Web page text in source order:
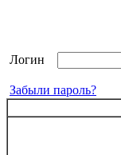
Логин
Забыли пароль?